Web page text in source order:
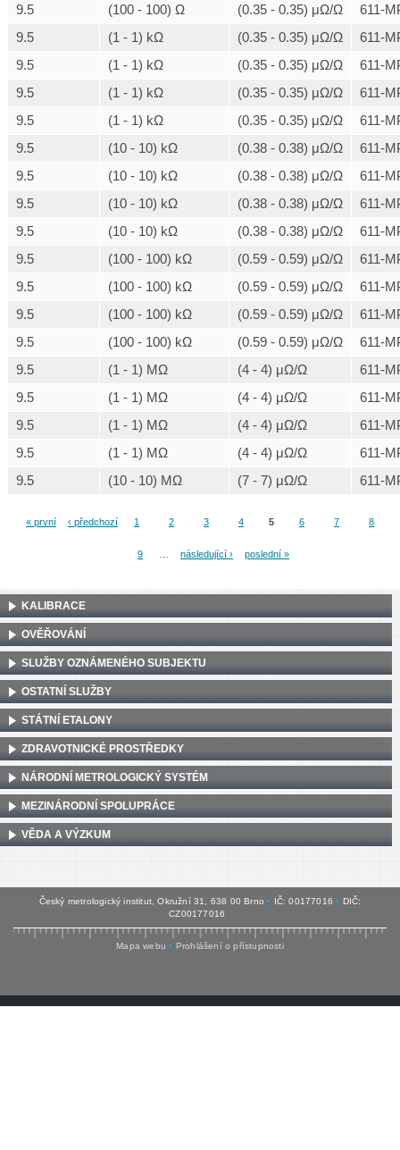
9.5
(100 - 100) Ω (0.35 - 0.35) μΩ/Ω
611-
9.5
(1 - 1) kΩ (0.35 - 0.35) μΩ/Ω
611-
9.5
(1 - 1) kΩ (0.35 - 0.35) μΩ/Ω
611-
9.5
(1 - 1) kΩ (0.35 - 0.35) μΩ/Ω
611-
9.5
(1 - 1) kΩ (0.35 - 0.35) μΩ/Ω
611-
9.5
(10 - 10) kΩ (0.38 - 0.38) μΩ/Ω
611-
9.5
(10 - 10) kΩ (0.38 - 0.38) μΩ/Ω
611-
9.5
(10 - 10) kΩ (0.38 - 0.38) μΩ/Ω
611-
9.5
(10 - 10) kΩ (0.38 - 0.38) μΩ/Ω
611-
9.5
(100 - 100) kΩ (0.59 - 0.59) μΩ/Ω
611-
9.5
(100 - 100) kΩ (0.59 - 0.59) μΩ/Ω
611-
9.5
(100 - 100) kΩ (0.59 - 0.59) μΩ/Ω
611-
9.5
(100 - 100) kΩ (0.59 - 0.59) μΩ/Ω
611-
9.5
(1 - 1) MΩ (4 - 4) μΩ/Ω
611-
9.5
(1 - 1) MΩ (4 - 4) μΩ/Ω
611-
9.5
(1 - 1) MΩ (4 - 4) μΩ/Ω
611-
9.5
(1 - 1) MΩ (4 - 4) μΩ/Ω
611-
9.5
(10 - 10) MΩ (7 - 7) μΩ/Ω 611-
Stránky
« první ‹ předchozí 1 2 3 4 5 6 7 8
9 následující › poslední »
KALIBRACE
OVĚŘOVÁNÍ
SLUŽBY OZNÁMENÉHO SUBJEKTU
OSTATNÍ SLUŽBY
STÁTNÍ ETALONY
ZDRAVOTNICKÉ PROSTŘEDKY
NÁRODNÍ METROLOGICKÝ SYSTÉM
MEZINÁRODNÍ SPOLUPRÁCE
VĚDA A VÝZKUM
Český metrologický institut, Okružní 31, 638 00 Brno • IČ: 00177016 • DIČ:
CZ00177016
Mapa webu • Prohlášení o přístupnosti